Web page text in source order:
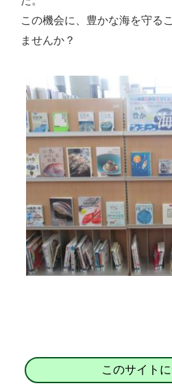
この機会に、豊かな海を守る
ませんか？
このサイト